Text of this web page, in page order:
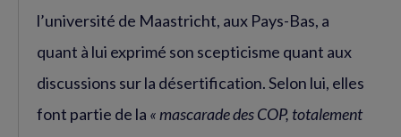
l’université de Maastricht, aux Pays-Bas, a
quant à lui exprimé son scepticisme quant aux
discussions sur la désertification. Selon lui, elles
font partie de la « mascarade des COP, totalement